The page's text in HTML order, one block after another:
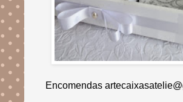
Encomendas